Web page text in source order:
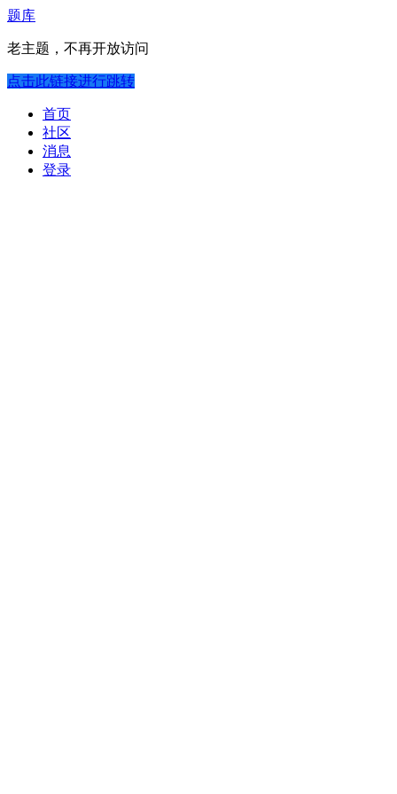
题库
老主题，不再开放访问
点击此链接进行跳转
首页
社区
消息
登录